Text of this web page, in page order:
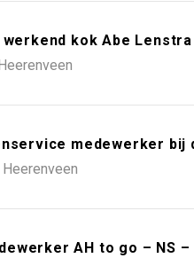
kok Abe
Heerenveen
medewerker bij
Heerenveen
AH to go – NS